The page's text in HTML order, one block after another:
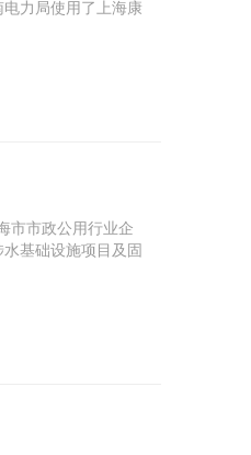
力局使用了上海康
市市政公用行业企
基础设施项目及固